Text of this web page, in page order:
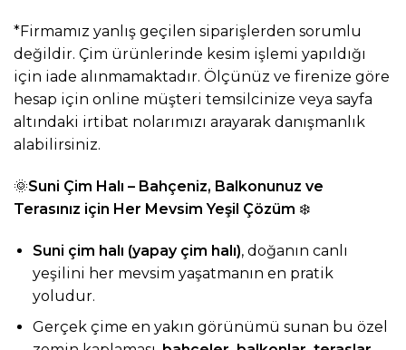
*Firmamız yanlış geçilen siparişlerden sorumlu
değildir. Çim ürünlerinde kesim işlemi yapıldığı
için iade alınmamaktadır. Ölçünüz ve firenize göre
hesap için online müşteri temsilcinize veya sayfa
altındaki irtibat nolarımızı arayarak danışmanlık
alabilirsiniz.
🌞Suni Çim Halı – Bahçeniz, Balkonunuz ve
Terasınız için Her Mevsim Yeşil Çözüm ❄️
Suni çim halı (yapay çim halı), doğanın canlı
yeşilini her mevsim yaşatmanın en pratik
yoludur.
Gerçek çime en yakın görünümü sunan bu özel